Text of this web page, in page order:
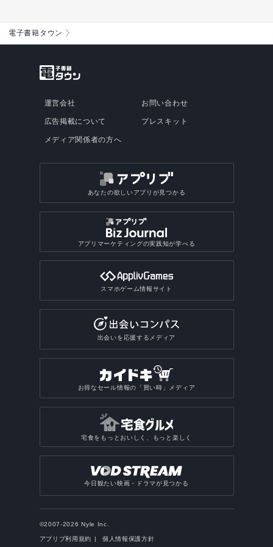
電子書籍タウン
運営会社
広告掲載について
メディア関係者の方へ
お問い合わせ
プレスキット
あなたの欲しいアプリが見つかる
アプリマーケティングの実践知が学べる
スマホゲーム情報サイト
出会いを応援するメディア
お得なセール情報の「買い時」メディア
宅食をもっとおいしく、もっと楽しく
今日観たい映画・ドラマが見つかる
©2007-2026 Nyle Inc.
アプリブ利用規約 個人情報保護方針